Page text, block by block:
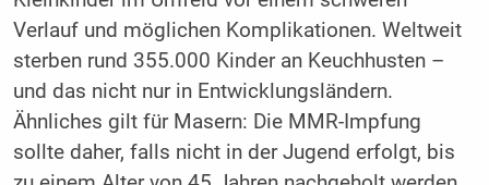
Verlauf und möglichen Komplikationen. Weltweit
sterben rund 355.000 Kinder an Keuchhusten –
und das nicht nur in Entwicklungsländern.
Ähnliches gilt für Masern: Die MMR-Impfung
sollte daher, falls nicht in der Jugend erfolgt, bis